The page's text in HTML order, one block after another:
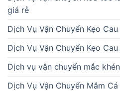
giá rẻ
Dịch Vụ Vận Chuyển Kẹo
Dịch Vụ Vận Chuyển Kẹo
Dịch vụ vận chuyển mắc
Dịch Vụ Vận Chuyển Mắm